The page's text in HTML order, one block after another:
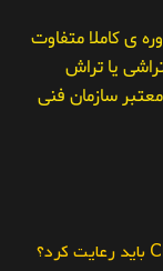
ی کاملا متفاوت
یا تراش
سازمان فنی